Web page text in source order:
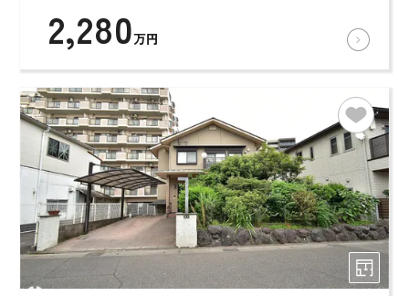
2,280万円